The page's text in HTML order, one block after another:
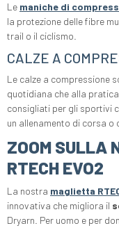
Le maniche di
la protezione delle fibre
trail o il ciclismo.
CALZE A
Le calze a compressione
quotidiana che alla
consigliati per gli sportivi
un allenamento di corsa o
ZOOM SULLA
RTECH EVO2
La nostra maglietta
innovativa che migliora il
Dryarn. Per uomo e per